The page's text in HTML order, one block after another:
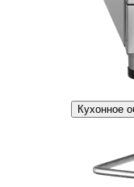
Кухонное